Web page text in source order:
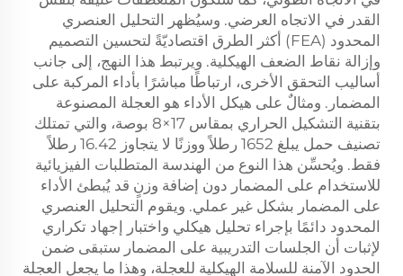
القدر في الاتجاه العرضي. وسيُظهر التحليل العنصري
المحدود (FEA) أكثر الطرق اقتصاديّةً لتحسين التصميم
وإزالة نقاط الضعف الهيكلية. ويرتبط هذا النهج، إلى جانب
أساليب التحقق الأخرى، ارتباطًا مباشرًا بأداء المركبة على
المضمار. ومثالٌ على هيكل الأداء هو العجلة المصنوعة
بتقنية التشكيل الحراري بمقاس 17×8 بوصة، والتي تمتلك
تصنيف حمل يبلغ 1652 رطلاً ووزنًا لا يتجاوز 16.42 رطلاً
فقط. ويُحسِّن هذا النوع من الهندسة المتطلبات الفيزيائية
للاستخدام على المضمار دون إضافة وزنٍ قد يُبطئ الأداء
على المضمار بشكل غير عملي. ويقوم التحليل العنصري
المحدود دائمًا بإجراء تحليل هيكلي واختبار إجهاد تكراري
لإثبات أن الجلسات التدريبية على المضمار ستبقى ضمن
الحدود الآمنة للسلامة الهيكلية للعجلة، وهذا ما يجعل العجلة